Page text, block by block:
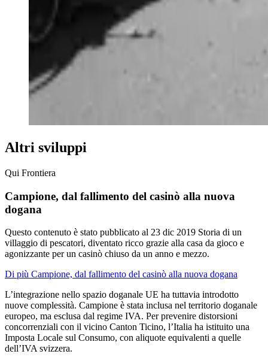
Altri sviluppi
Qui Frontiera
Campione, dal fallimento del casinò alla nuova
dogana
Questo contenuto è stato pubblicato al 23 dic 2019 Storia di un
villaggio di pescatori, diventato ricco grazie alla casa da gioco e
agonizzante per un casinò chiuso da un anno e mezzo.
Di più Campione, dal fallimento del casinò alla nuova dogana
L’integrazione nello spazio doganale UE ha tuttavia introdotto
nuove complessità. Campione è stata inclusa nel territorio doganale
europeo, ma esclusa dal regime IVA. Per prevenire distorsioni
concorrenziali con il vicino Canton Ticino, l’Italia ha istituito una
Imposta Locale sul Consumo, con aliquote equivalenti a quelle
dell’IVA svizzera.